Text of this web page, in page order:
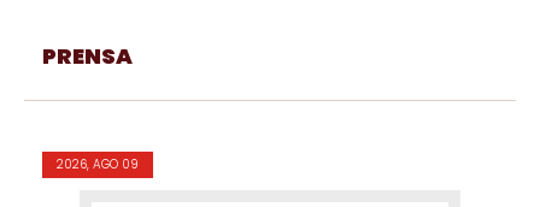
PRENSA
2026, AGO 09